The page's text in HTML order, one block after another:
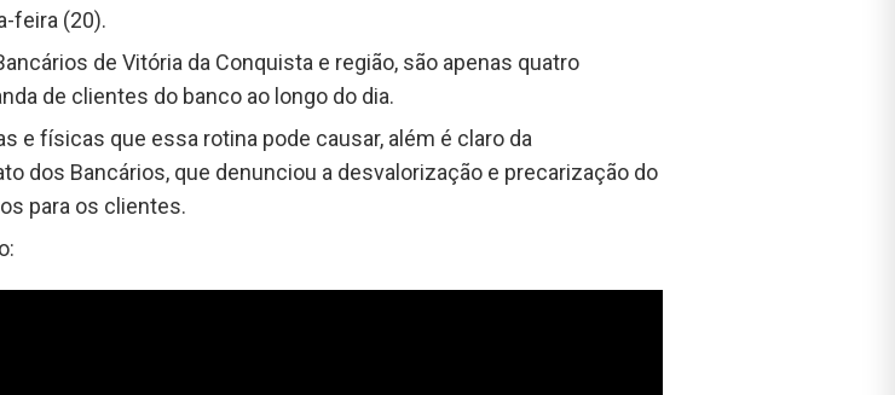
feira (20).
de Vitória da Conquista e região, são apenas quatro
de clientes do banco ao longo do dia.
e físicas que essa rotina pode causar, além é claro da
dos Bancários, que denunciou a desvalorização e precarização do
para os clientes.